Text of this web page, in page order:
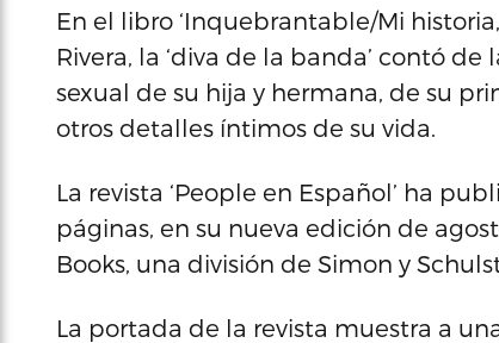
En el libro ‘Inquebrantable/Mi
Rivera, la ‘diva de la banda’ contó
sexual de su hija y hermana, de su
otros detalles íntimos de su vida.
La revista ‘People en Español’ ha
páginas, en su nueva edición de
Books, una división de Simon y
La portada de la revista muestra a